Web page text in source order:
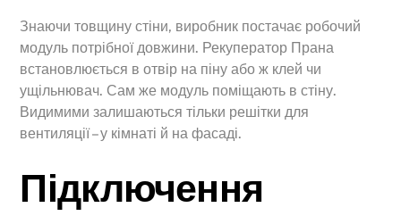
Знаючи товщину стіни, виробник постачає робочий
модуль потрібної довжини. Рекуператор Прана
встановлюється в отвір на піну або ж клей чи
ущільнювач. Сам же модуль поміщають в стіну.
Видимими залишаються тільки решітки для
вентиляції – у кімнаті й на фасаді.
Підключення